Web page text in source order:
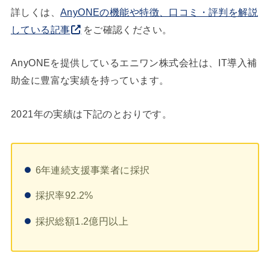
詳しくは、 AnyONEの機能や特徴、口コミ・評判を解説
している記事
をご確認ください。
AnyONEを提供しているエニワン株式会社は、IT導入補
助金に豊富な実績を持っています。
2021年の実績は下記のとおりです。
6年連続支援事業者に採択
採択率92.2%
採択総額1.2億円以上